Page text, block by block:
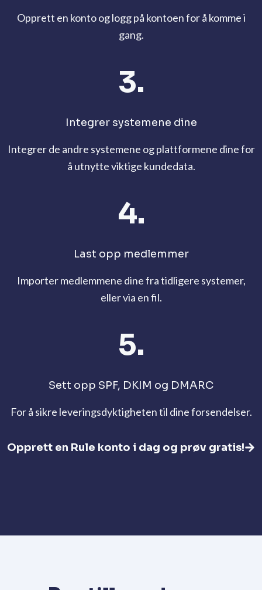
Opprett en konto og logg på kontoen for å komme i
gang.
3.
Integrer systemene dine
Integrer de andre systemene og plattformene dine for
å utnytte viktige kundedata.
4.
Last opp medlemmer
Importer medlemmene dine fra tidligere systemer,
eller via en fil.
5.
Sett opp SPF, DKIM og DMARC
For å sikre leveringsdyktigheten til dine forsendelser.
Opprett en Rule konto i dag og prøv gratis!